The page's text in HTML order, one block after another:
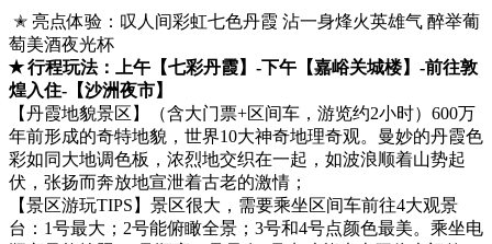
✭ 亮点体验：叹人间彩虹七色丹霞 沾一身烽火英雄气 醉举葡
萄美酒夜光杯
✭ 行程玩法：上午【七彩丹霞】-下午【嘉峪关城楼】-前往敦
煌入住-【沙洲夜市】
【丹霞地貌景区】（含大门票+区间车，游览约2小时）600万
年前形成的奇特地貌，世界10大神奇地理奇观。曼妙的丹霞色
彩如同大地调色板，浓烈地交织在一起，如波浪顺着山势起
伏，张扬而奔放地宣泄着古老的激情；
【景区游玩TIPS】景区很大，需要乘坐区间车前往4大观景
台：1号最大；2号能俯瞰全景；3号和4号点颜色最美。乘坐电